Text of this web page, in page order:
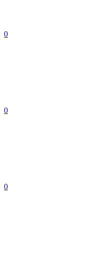
0
0
0